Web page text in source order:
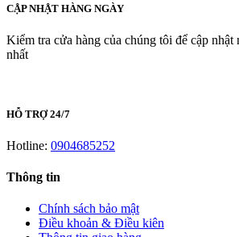
CẬP NHẬT HÀNG NGÀY
Kiểm tra cửa hàng của chúng tôi để cập nhật
nhất
HỖ TRỢ 24/7
Hotline: 0904685252
Thông tin
Chính sách bảo mật
Điều khoản & Điều kiên